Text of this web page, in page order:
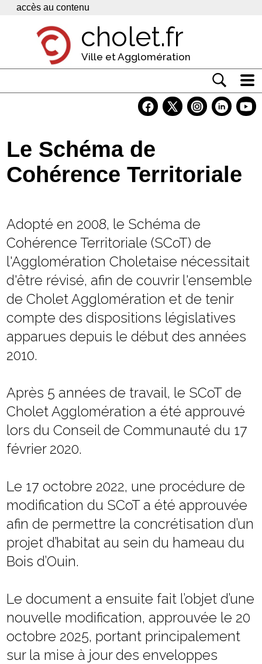
Panneau de gestion des cookies
accès au contenu
cholet.fr
Ville et Agglomération
Economie
Services
Le Schéma de
Cohérence Territoriale
Adopté en 2008, le Schéma de
Cohérence Territoriale (SCoT) de
l'Agglomération Choletaise nécessitait
d'être révisé, afin de couvrir l'ensemble
de Cholet Agglomération et de tenir
compte des dispositions législatives
apparues depuis le début des années
2010.
Après 5 années de travail, le SCoT de
Cholet Agglomération a été approuvé
lors du Conseil de Communauté du 17
février 2020.
Le 17 octobre 2022, une procédure de
modification du SCoT a été approuvée
afin de permettre la concrétisation d’un
projet d’habitat au sein du hameau du
Bois d’Ouin.
Le document a ensuite fait l’objet d’une
nouvelle modification, approuvée le 20
octobre 2025, portant principalement
sur la mise à jour des enveloppes